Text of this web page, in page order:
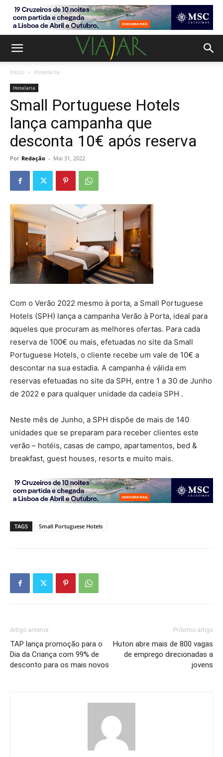
Início Hotelaria
Hotelaria
Small Portuguese Hotels
lança campanha que
desconta 10€ após reserva
Por Redação - Mai 31, 2022
Com o Verão 2022 mesmo à porta, a Small Portuguese
Hotels (SPH) lança a campanha Verão à Porta, ideal para
aqueles que procuram as melhores ofertas. Para cada
reserva de 100€ ou mais, efetuadas no site da Small
Portuguese Hotels, o cliente recebe um vale de 10€ a
descontar na sua estadia. A campanha é válida em
reservas efetuadas no site da SPH, entre 1 a 30 de Junho
de 2022 e para qualquer unidade da cadeia SPH .
Neste mês de Junho, a SPH dispõe de mais de 140
unidades que se preparam para receber clientes este
verão – hotéis, casas de campo, apartamentos, bed &
breakfast, guest houses, resorts e muito mais.
TAGS Small Portuguese Hotels
Artigo anterior
TAP lança promoção para o
Dia da Criança com 99% de
desconto para os mais novos
Próximo artigo
Huton abre mais de 800 vagas
de emprego direcionadas a
jovens